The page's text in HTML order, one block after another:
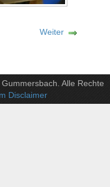
Weiter
Alle Rechte
Disclaimer